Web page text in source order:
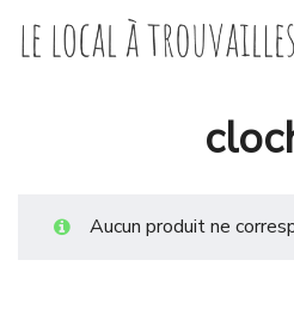
Aucun produit ne